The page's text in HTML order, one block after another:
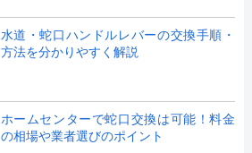
水道・蛇口ハンドルレバーの交換手順・
方法を分かりやすく解説
ホームセンターで蛇口交換は可能！料金
の相場や業者選びのポイント